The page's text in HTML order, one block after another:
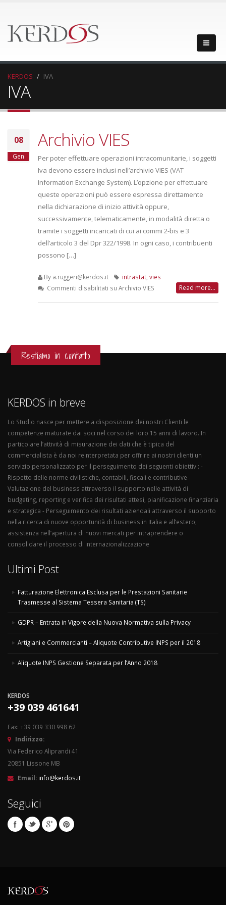
KERDOS IVA
IVA
08
Gen
Archivio VIES
Per poter effettuare operazioni intracomunitarie, i soggetti
Iva devono essere inclusi nell’archivio VIES (VAT
Information Exchange System). L’opzione per effettuare
queste operazioni può essere espressa direttamente
nella dichiarazione di inizio attività oppure,
successivamente, telematicamente, in modalità diretta o
tramite i soggetti incaricati di cui ai commi 2-bis e 3
dell’articolo 3 del Dpr 322/1998. In ogni caso, i contribuenti
possono […]
By a.ruggeri@kerdos.it intrastat vies
Commenti disabilitati su Archivio VIES Read more...
Restiamo in contatto
KERDOS in breve
Lo Studio nasce per mettere a disposizione dei nostri Clienti le
competenze maturate dai soci nel corso dei loro 15 anni di lavoro. In
particolare l’attività di misurazione dei dati che è tipica del
commercialista è da noi reinterpretata per offrire ai nostri clienti un
servizio personalizzato per il perseguimento dei seguenti obiettivi: -
Rispetto delle norme civilistiche, contabili, fiscali e contributive -
Valutazione del business attraverso il supporto nelle attività di
budgeting, reporting e verifica dei risultati attesi, pianificazione finanziaria
e strategica - Perseguimento dei risultati aziendali attraverso il supporto
nella ricerca di nuove opportunità di business in Italia e all’estero,
assistenza nell’apertura di nuovi mercati per intraprendere o
consolidare il processo di internazionalizzazione
Ultimi Post
Fatturazione Elettronica Esclusa per le Prestazioni Sanitarie
Trasmesse al Sistema Tessera Sanitaria (TS)
GDPR – Entrata in Vigore della Nuova Normativa sulla Privacy
Artigiani e Commercianti – Aliquote Contributive INPS per il 2018
Aliquote INPS Gestione Separata per l’Anno 2018
KERDOS
+39 039 461641
Fax: +39 039 330 998 62
Indirizzo:
Via Federico Aliprandi 41
20851 Lissone MB
Email: info@kerdos.it
Seguici